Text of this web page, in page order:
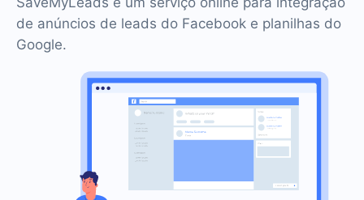
de anúncios de leads do Facebook e planilhas do
Google.